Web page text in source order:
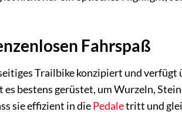
Fahrspaß
Trailbike konzipiert und
bestens gerüstet, um Wurzeln,
sie effizient in diePedaletritt und